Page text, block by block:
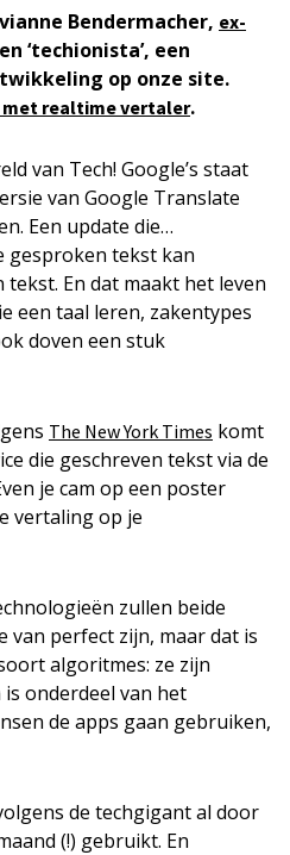
Bendermacher, ex-
en ‘techionista’, een
op onze site.
realtime vertaler.
van Tech! Google’s staat
van Google Translate
Een update die…
tekst kan
En dat maakt het leven
een taal leren, zakentypes
doven een stuk
The New York Times komt
die geschreven tekst via de
je cam op een poster
vertaling op je
zullen beide
van perfect zijn, maar dat is
algoritmes: ze zijn
onderdeel van het
de apps gaan gebruiken,
de techgigant al door
(!) gebruikt. En